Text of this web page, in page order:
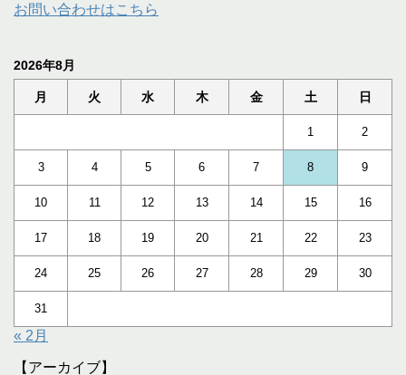
お問い合わせはこちら
2026年8月
月 火 水 木 金 土 日
1 2
3 4 5 6 7 8 9
10 11 12 13 14 15 16
17 18 19 20 21 22 23
24 25 26 27 28 29 30
31
« 2月
【アーカイブ】